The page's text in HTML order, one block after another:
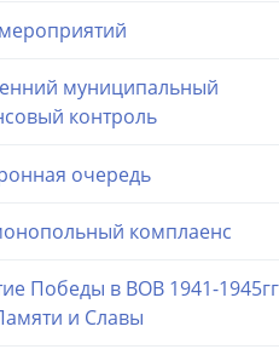
муниципальный
контроль
очередь
комплаенс
Победы в ВОВ 1941-
и Славы